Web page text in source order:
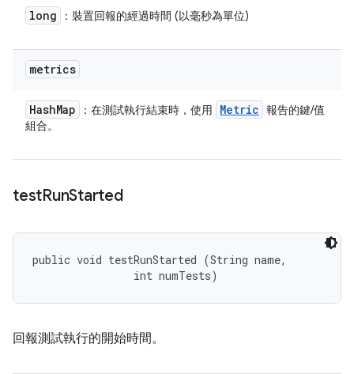
long ：裝置回報的經過時間 (以毫秒為單位)
metrics
HashMap ：在測試執行結束時，使用 Metric 報告的鍵/值
組合。
testRunStarted
public void testRunStarted (String name,
                int numTests)
回報測試執行的開始時間。